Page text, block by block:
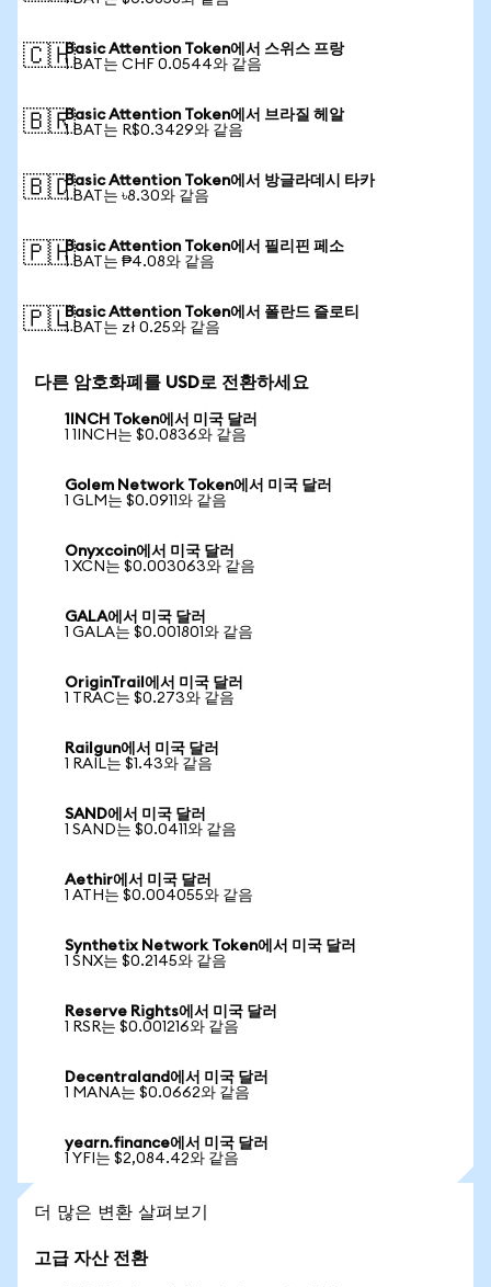
🇨🇭Basic Attention Token에서 스위스 프랑
1 BAT는 CHF 0.0544와 같음
🇧🇷Basic Attention Token에서 브라질 헤알
1 BAT는 R$0.3429와 같음
🇧🇩Basic Attention Token에서 방글라데시 타카
1 BAT는 ৳8.30와 같음
🇵🇭Basic Attention Token에서 필리핀 페소
1 BAT는 ₱4.08와 같음
🇵🇱Basic Attention Token에서 폴란드 즐로티
1 BAT는 zł 0.25와 같음
다른 암호화폐를 USD로 전환하세요
1INCH Token에서 미국 달러
1 1INCH는 $0.0836와 같음
Golem Network Token에서 미국 달러
1 GLM는 $0.0911와 같음
Onyxcoin에서 미국 달러
1 XCN는 $0.003063와 같음
GALA에서 미국 달러
1 GALA는 $0.001801와 같음
OriginTrail에서 미국 달러
1 TRAC는 $0.273와 같음
Railgun에서 미국 달러
1 RAIL는 $1.43와 같음
SAND에서 미국 달러
1 SAND는 $0.0411와 같음
Aethir에서 미국 달러
1 ATH는 $0.004055와 같음
Synthetix Network Token에서 미국 달러
1 SNX는 $0.2145와 같음
Reserve Rights에서 미국 달러
1 RSR는 $0.001216와 같음
Decentraland에서 미국 달러
1 MANA는 $0.0662와 같음
yearn.finance에서 미국 달러
1 YFI는 $2,084.42와 같음
더 많은 변환 살펴보기
고급 자산 전환